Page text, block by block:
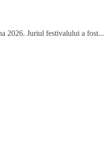
2026. Juriul festivalului a fost...